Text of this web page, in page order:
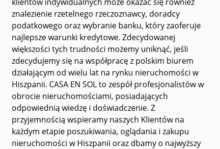
znalezienie rzetelnego rzeczoznawcy, doradcy
podatkowego oraz wybranie banku, który zaoferuje
najlepsze warunki kredytowe. Zdecydowanej
większości tych trudności możemy uniknąć, jeśli
zdecydujemy się na współpracę z polskim biurem
działającym od wielu lat na rynku nieruchomości w
Hiszpanii. CASA EN SOL to zespół profesjonalistów w
obrocie nieruchomościami, posiadających
odpowiednią wiedzę i doświadczenie. Z
przyjemnością wspieramy naszych Klientów na
każdym etapie poszukiwania, oglądania i zakupu
nieruchomości w Hiszpanii oraz dbamy o najwyższy